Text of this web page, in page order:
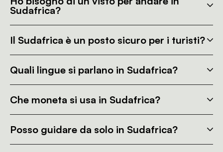
Sudafrica?
Il Sudafrica è un posto sicuro per i turisti?
Quali lingue si parlano in Sudafrica?
Che moneta si usa in Sudafrica?
Posso guidare da solo in Sudafrica?